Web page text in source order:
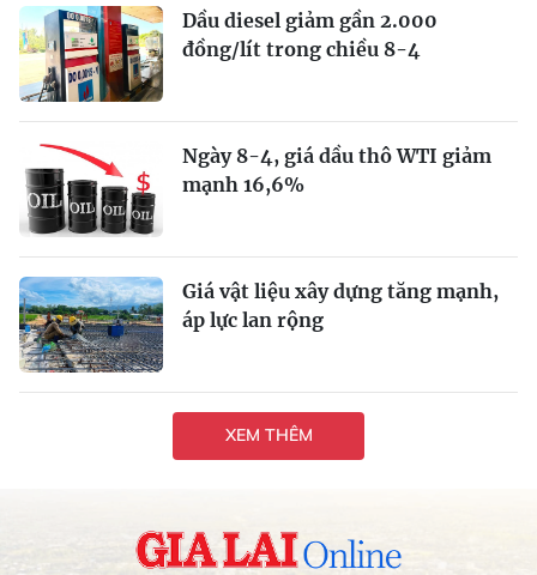
Dầu diesel giảm gần 2.000
đồng/lít trong chiều 8-4
Ngày 8-4, giá dầu thô WTI giảm
mạnh 16,6%
Giá vật liệu xây dựng tăng mạnh,
áp lực lan rộng
XEM THÊM